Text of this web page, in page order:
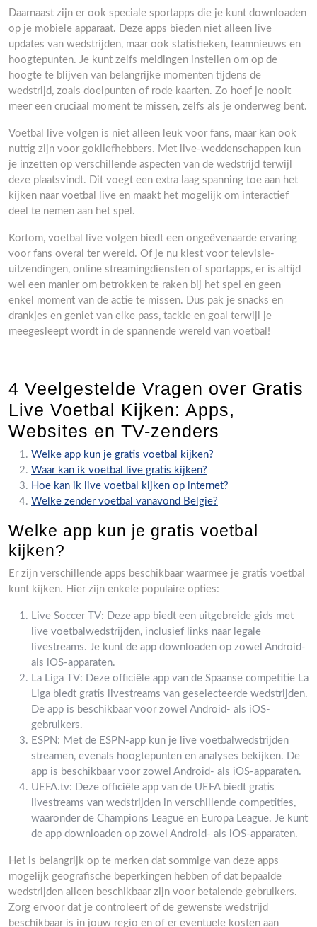
Daarnaast zijn er ook speciale sportapps die je kunt downloaden
op je mobiele apparaat. Deze apps bieden niet alleen live
updates van wedstrijden, maar ook statistieken, teamnieuws en
hoogtepunten. Je kunt zelfs meldingen instellen om op de
hoogte te blijven van belangrijke momenten tijdens de
wedstrijd, zoals doelpunten of rode kaarten. Zo hoef je nooit
meer een cruciaal moment te missen, zelfs als je onderweg bent.
Voetbal live volgen is niet alleen leuk voor fans, maar kan ook
nuttig zijn voor gokliefhebbers. Met live-weddenschappen kun
je inzetten op verschillende aspecten van de wedstrijd terwijl
deze plaatsvindt. Dit voegt een extra laag spanning toe aan het
kijken naar voetbal live en maakt het mogelijk om interactief
deel te nemen aan het spel.
Kortom, voetbal live volgen biedt een ongeëvenaarde ervaring
voor fans overal ter wereld. Of je nu kiest voor televisie-
uitzendingen, online streamingdiensten of sportapps, er is altijd
wel een manier om betrokken te raken bij het spel en geen
enkel moment van de actie te missen. Dus pak je snacks en
drankjes en geniet van elke pass, tackle en goal terwijl je
meegesleept wordt in de spannende wereld van voetbal!
4 Veelgestelde Vragen over Gratis
Live Voetbal Kijken: Apps,
Websites en TV-zenders
Welke app kun je gratis voetbal kijken?
Waar kan ik voetbal live gratis kijken?
Hoe kan ik live voetbal kijken op internet?
Welke zender voetbal vanavond Belgie?
Welke app kun je gratis voetbal
kijken?
Er zijn verschillende apps beschikbaar waarmee je gratis voetbal
kunt kijken. Hier zijn enkele populaire opties:
Live Soccer TV: Deze app biedt een uitgebreide gids met
live voetbalwedstrijden, inclusief links naar legale
livestreams. Je kunt de app downloaden op zowel Android-
als iOS-apparaten.
La Liga TV: Deze officiële app van de Spaanse competitie La
Liga biedt gratis livestreams van geselecteerde wedstrijden.
De app is beschikbaar voor zowel Android- als iOS-
gebruikers.
ESPN: Met de ESPN-app kun je live voetbalwedstrijden
streamen, evenals hoogtepunten en analyses bekijken. De
app is beschikbaar voor zowel Android- als iOS-apparaten.
UEFA.tv: Deze officiële app van de UEFA biedt gratis
livestreams van wedstrijden in verschillende competities,
waaronder de Champions League en Europa League. Je kunt
de app downloaden op zowel Android- als iOS-apparaten.
Het is belangrijk op te merken dat sommige van deze apps
mogelijk geografische beperkingen hebben of dat bepaalde
wedstrijden alleen beschikbaar zijn voor betalende gebruikers.
Zorg ervoor dat je controleert of de gewenste wedstrijd
beschikbaar is in jouw regio en of er eventuele kosten aan